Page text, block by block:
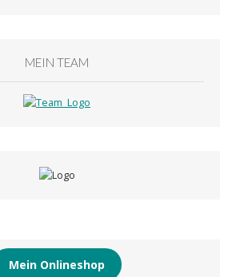
MEIN TEAM
Mein Onlineshop